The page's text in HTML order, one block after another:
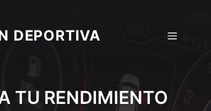
DEPORTIVA MENU
TU RENDIMIENTO